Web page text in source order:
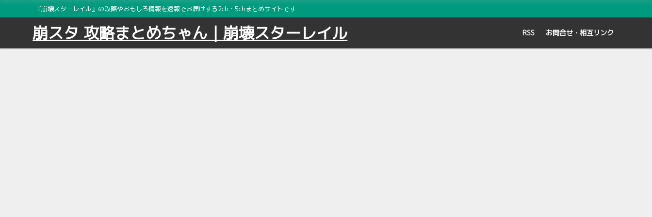
『崩壊スターレイル』の攻略やおもしろ情報を速報でお届けする2ch・5chまとめサイトです
崩スタ 攻略まとめちゃん｜崩壊スターレイル RSS お問合せ・相互リンク